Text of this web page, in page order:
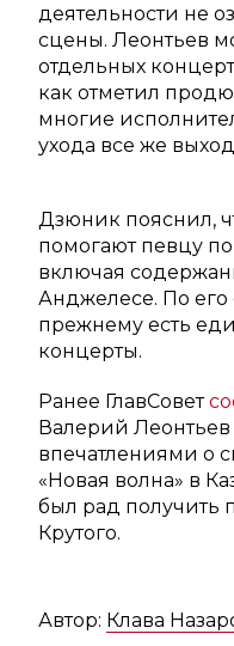
деятельности не
сцены. Леонтьев
отдельных
как отметил
многие
ухода все же
Дзюник пояснил,
помогают певцу
включая
Анджелесе. По его
прежнему есть
концерты.
Ранее ГлавСовет
Валерий
впечатлениями о
«Новая волна» в
был рад получить
Крутого.
Автор: Клава